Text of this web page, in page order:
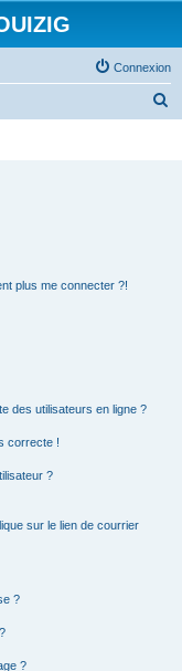
Connexion
plus me connecter ?!
des utilisateurs en ligne ?
correcte !
?
sur le lien de courrier
?
?